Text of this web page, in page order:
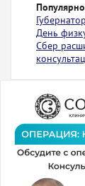
День
Сбер